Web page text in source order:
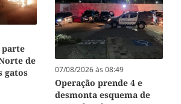
de
gatos
07/08/2026 às 08:49
Operação prende 4 e
desmonta esquema de